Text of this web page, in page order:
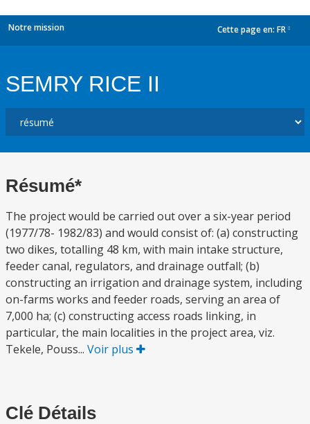
Notre mission Cette page en: FR
SEMRY RICE II
Résumé*
The project would be carried out over a six-year period
(1977/78- 1982/83) and would consist of: (a) constructing
two dikes, totalling 48 km, with main intake structure,
feeder canal, regulators, and drainage outfall; (b)
constructing an irrigation and drainage system, including
on-farms works and feeder roads, serving an area of
7,000 ha; (c) constructing access roads linking, in
particular, the main localities in the project area, viz.
Tekele, Pouss... Voir plus
Clé Détails